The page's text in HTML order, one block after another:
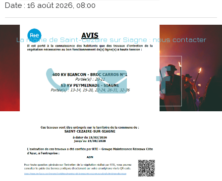
Date : 16 août 2026, 08:00
La mairie de Saint-Cézaire sur Siagne : nous contacter